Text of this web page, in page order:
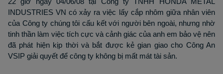
INDUSTRIES VN có xảy ra việc lấy cắp nhôm giữa nhân viên
của Công ty chúng tôi cấu kết với người bên ngoài, nhưng nhờ
tinh thần làm việc tích cực và cảnh giác của anh em bảo vệ nên
đã phát hiện kịp thời và bắt được kẻ gian giao cho Công An
VSIP giải quyết để công ty không bị mất mát tài sản.